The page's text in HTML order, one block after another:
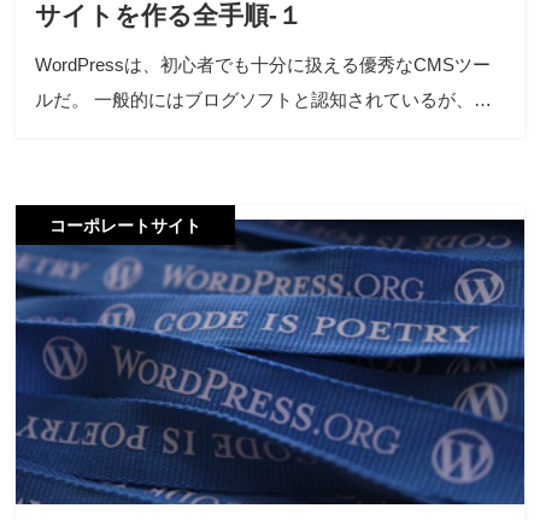
サイトを作る全手順-１
WordPressは、初心者でも十分に扱える優秀なCMSツー
ルだ。 一般的にはブログソフトと認知されているが、…
コーポレートサイト